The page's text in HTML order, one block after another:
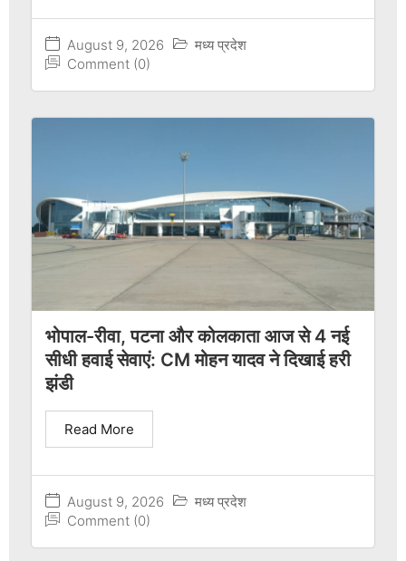
August 9, 2026
मध्य प्रदेश
Comment (0)
भोपाल-रीवा, पटना और कोलकाता आज से 4 नई
सीधी हवाई सेवाएं: CM मोहन यादव ने दिखाई हरी
झंडी
August 9, 2026
मध्य प्रदेश
Comment (0)
Read More